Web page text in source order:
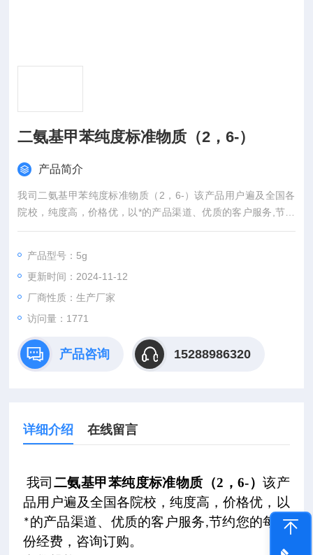
二氨基甲苯纯度标准物质（2，6-）
产品简介
我司二氨基甲苯纯度标准物质（2，6-）该产品用户遍及全国各
院校，纯度高，价格优，以*的产品渠道、优质的客户服务,节约
您的每一份经费，咨询订购。
产品型号：5g
更新时间：2024-11-12
厂商性质：生产厂家
访问量：1771
产品咨询 15288986320
详细介绍 在线留言
我司 二氨基甲苯纯度标准物质（2，6-）该产
品用户遍及全国各院校，纯度高，价格优，以
*的产品渠道、优质的客户服务,节约您的每一
份经费，咨询订购。